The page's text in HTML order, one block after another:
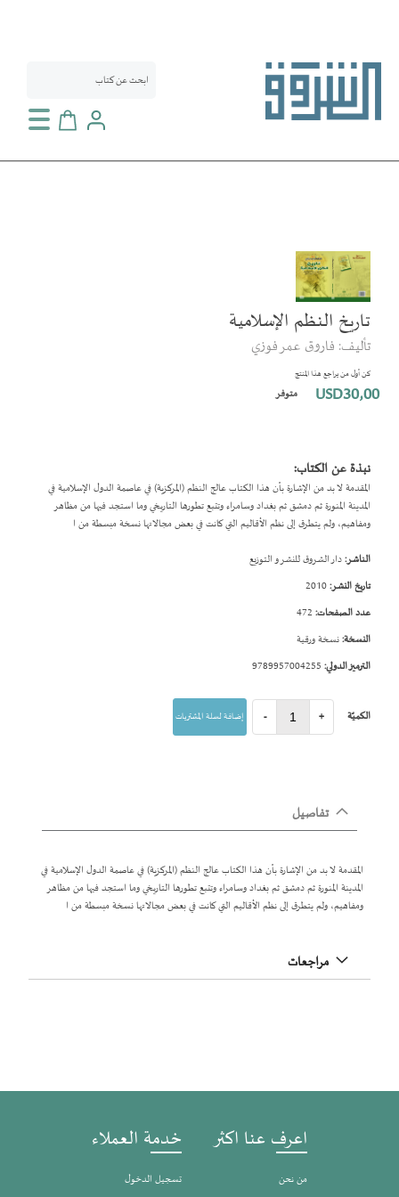
سلة التسوق
تاريخ النظم الإسلامية
تأليف: فاروق عمر فوزي
كن أول من يراجع هذا المنتج
USD30٫00 متوفر
نبذة عن الكتاب:
المقدمة لا بد من الإشارة بأن هذا الكتاب عالج النظم (المركزية) في عاصمة الدول الإسلامية في
المدينة المنورة ثم دمشق ثم بغداد وسامراء وتتبع تطورها التاريخي وما استجد فيها من مظاهر
ومفاهيم، ولم يتطرق إلى نظم الأقاليم التي كانت في بعض مجالاتها نسخة مبسطة من ا
الناشر:دار الشروق للنشر و التوزيع
تاريخ النشر:
عدد الصفحات:
النسخة:نسخة ورقية
الترميز الدولي:
الكميّة - + إضافة لسلة المشتريات
انتقل
النهاية
معرض
الصور
تخطي
إلى
بداية
معرض
الصور
تفاصيل
المقدمة لا بد من الإشارة بأن هذا الكتاب عالج النظم (المركزية) في عاصمة الدول الإسلامية في
المدينة المنورة ثم دمشق ثم بغداد وسامراء وتتبع تطورها التاريخي وما استجد فيها من مظاهر
ومفاهيم، ولم يتطرق إلى نظم الأقاليم التي كانت في بعض مجالاتها نسخة مبسطة من ا
مراجعات
اعرف عنا اكثر
من نحن
خدمة العملاء
تسجيل الدخول